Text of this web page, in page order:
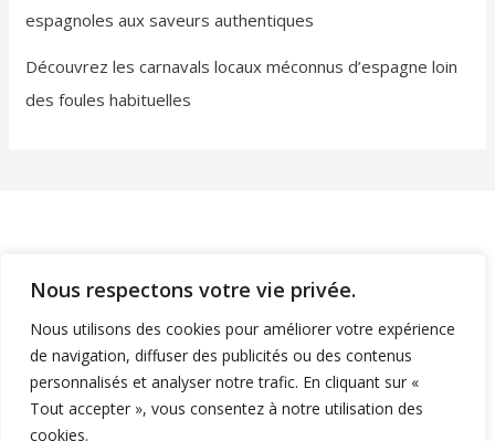
Nous respectons votre vie privée.
Nous utilisons des cookies pour améliorer votre expérience
de navigation, diffuser des publicités ou des contenus
personnalisés et analyser notre trafic. En cliquant sur «
Tout accepter », vous consentez à notre utilisation des
cookies.
espagnoles aux saveurs authentiques
Découvrez les carnavals locaux méconnus d’espagne loin
des foules habituelles
Mentions légales